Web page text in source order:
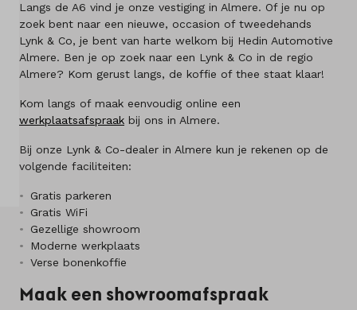
Merken
Diensten
Over ons
Land
Nederland
Taal
Nederlands
Langs de A6 vind je onze vestiging in Almere. Of je nu op
zoek bent naar een nieuwe, occasion of tweedehands
Lynk & Co, je bent van harte welkom bij Hedin Automotive
Almere. Ben je op zoek naar een Lynk & Co in de regio
Almere? Kom gerust langs, de koffie of thee staat klaar!
Kom langs of maak eenvoudig online een
werkplaatsafspraak bij ons in Almere.
Bij onze Lynk & Co-dealer in Almere kun je rekenen op de
volgende faciliteiten:
Gratis parkeren
Gratis WiFi
Gezellige showroom
Moderne werkplaats
Verse bonenkoffie
Maak een showroomafspraak